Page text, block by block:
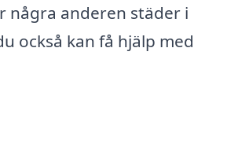
några anderen städer i
också kan få hjälp med